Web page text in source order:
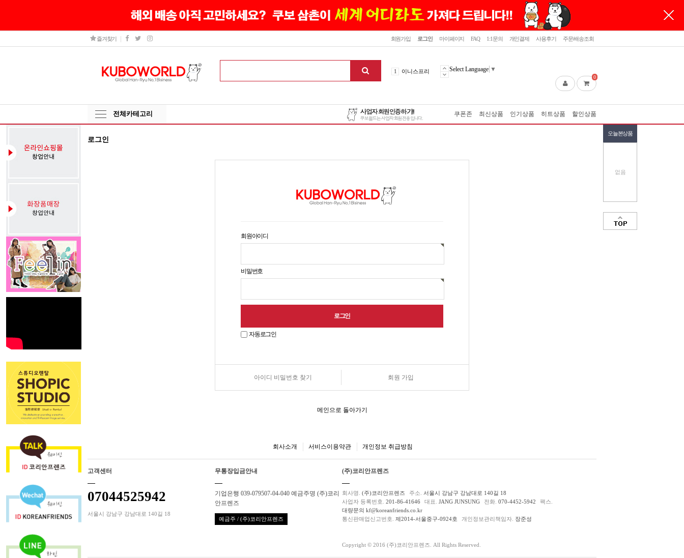
닫기
회원가입 로그인 마이페이지 FAQ 1:1문의 개인결제 사용후기 주문/배송조회
즐겨찾기
1
4 메디힐
5 라네즈
1
Select Language ▼
0
전체카테고리 쿠폰존 최신상품 인기상품 히트상품 할인상품
로그인
오늘본상품
없음
회원아이디
비밀번호
자동로그인
로
아이디 비밀번호 찾기 회원 가입
메인으로 돌아가기
회사소개 서비스이용약관 개인정보 취급방침
고객센터
07044525942
서울시 강남구 강남대로 140길 18
무통장입금안내
기업은행 039-079507-04-040 예금주명 (주)코리
안프렌즈
예금주 / (주)코리안프렌즈
(주)코리안프렌즈
회사명. (주)코리안프렌즈 주소. 서울시 강남구 강남대로 140길 18
사업자 등록번호. 201-86-41646 대표. JANG JUNSUNG 전화. 070-4452-5942
팩스.
대량문의 kf@koreanfriends.co.kr
통신판매업신고번호. 제2014-서울중구-0924호 개인정보관리책임자. 장준성
Copyright © 2016 (주)코리안프렌즈. All Rights Reserved.